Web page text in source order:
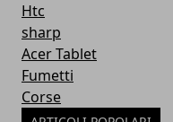
Htc
sharp
Acer Tablet
Fumetti
Corse